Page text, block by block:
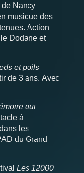
de Nancy
musique des
Action
Dodane et
et poils
de 3 ans. Avec
qui
à
les
du Grand
Les 12000